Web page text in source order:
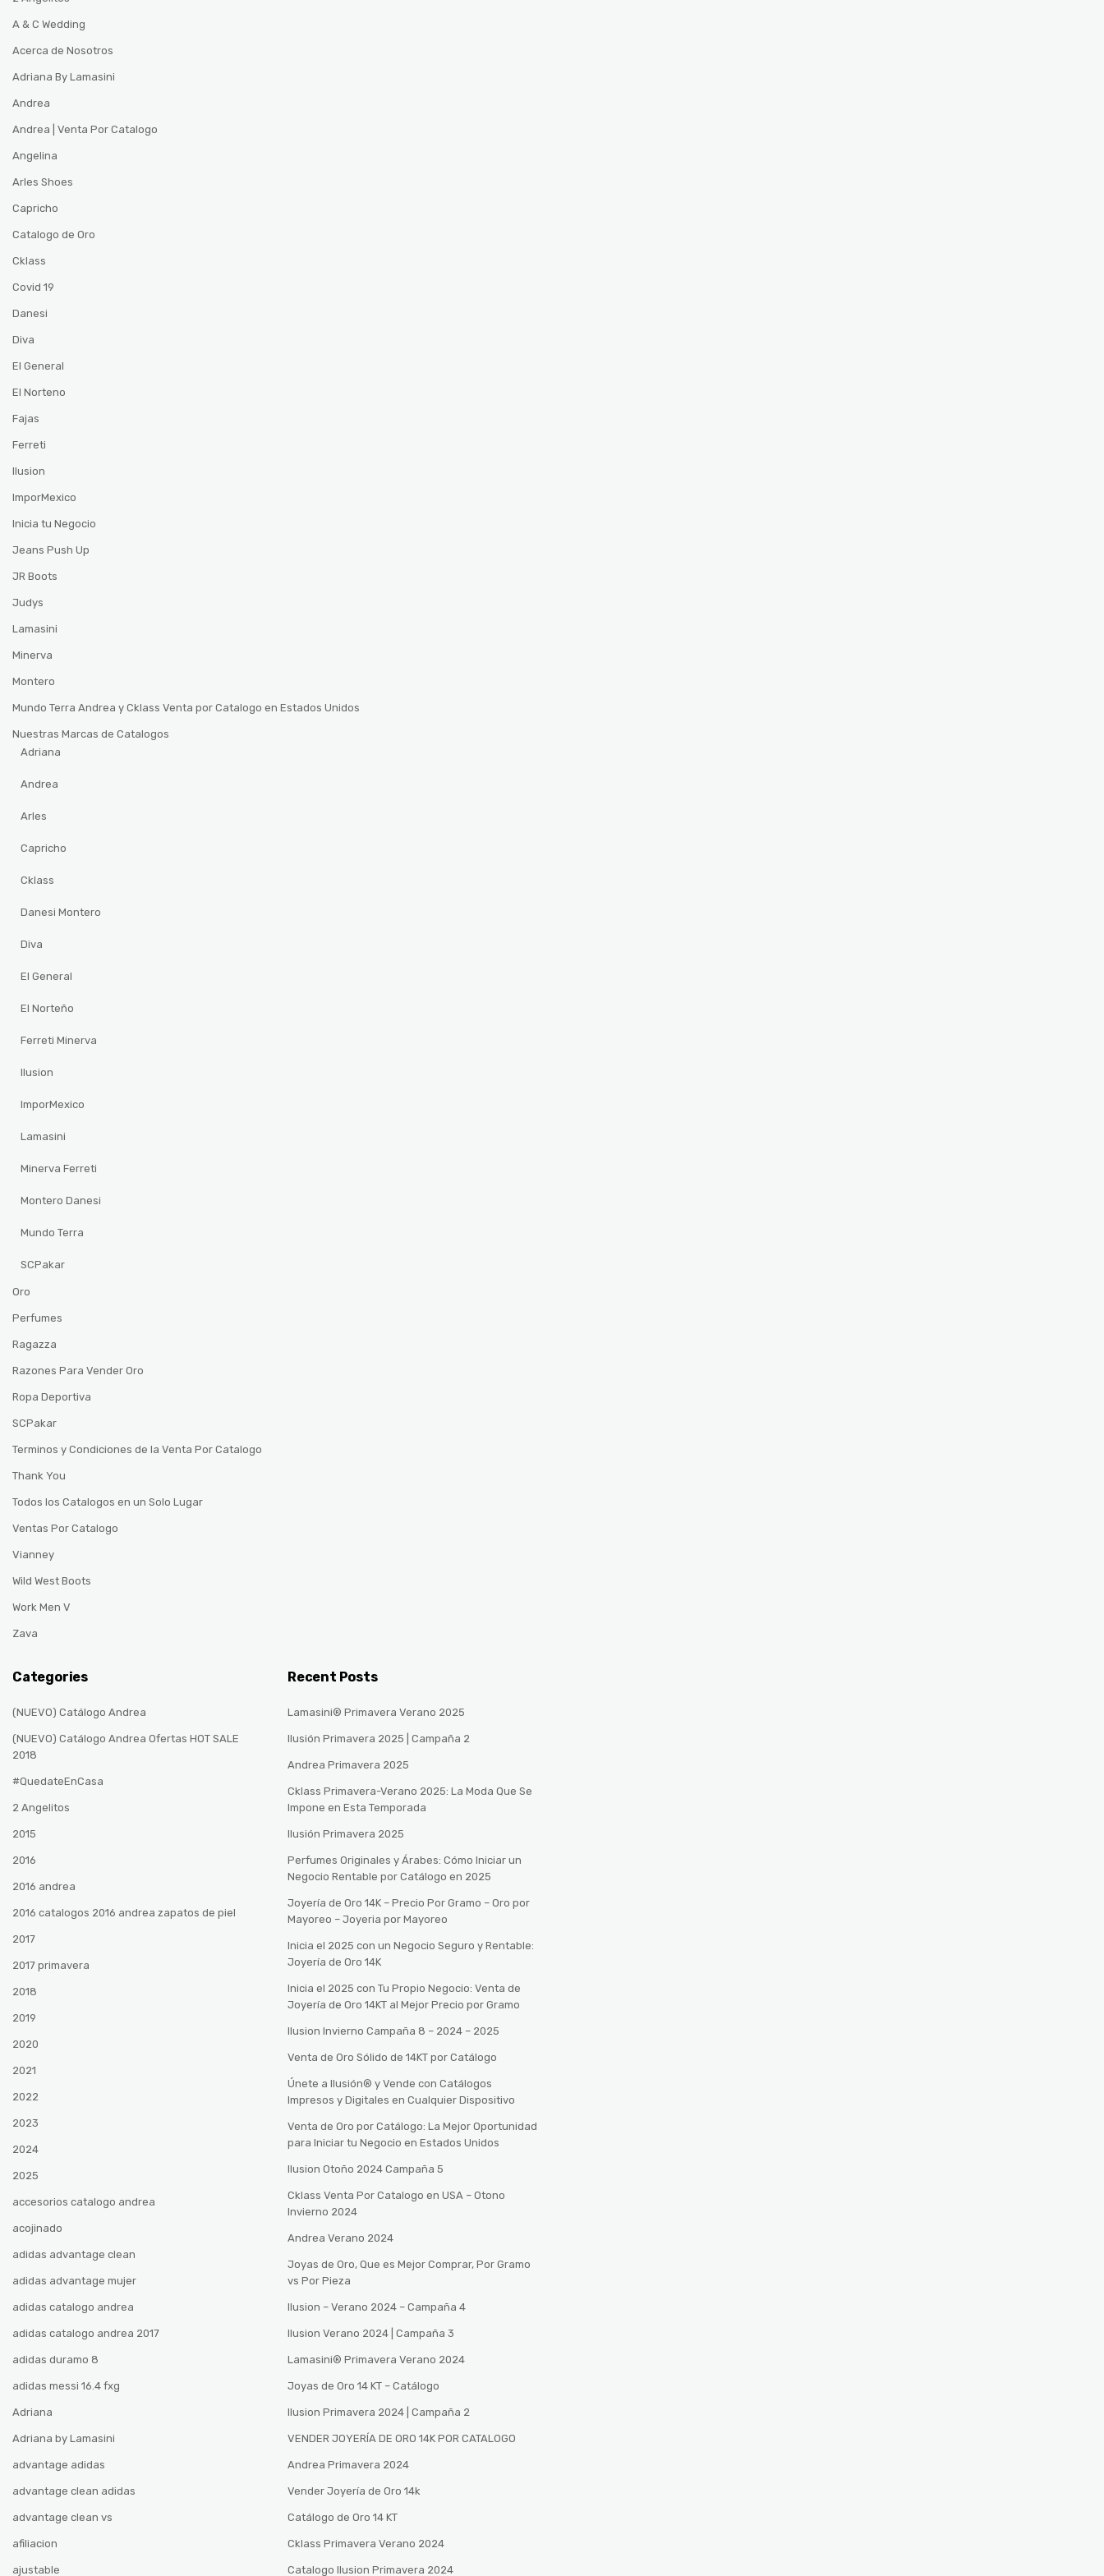
A & C Wedding
Acerca de Nosotros
Adriana By Lamasini
Andrea
Andrea | Venta Por Catalogo
Angelina
Arles Shoes
Capricho
Catalogo de Oro
Cklass
Covid 19
Danesi
Diva
El General
El Norteno
Fajas
Ferreti
Ilusion
ImporMexico
Inicia tu Negocio
Jeans Push Up
JR Boots
Judys
Lamasini
Minerva
Montero
Mundo Terra Andrea y Cklass Venta por Catalogo en Estados Unidos
Nuestras Marcas de Catalogos
Adriana
Andrea
Arles
Capricho
Cklass
Danesi Montero
Diva
El General
El Norteño
Ferreti Minerva
Ilusion
ImporMexico
Lamasini
Minerva Ferreti
Montero Danesi
Mundo Terra
SCPakar
Oro
Perfumes
Ragazza
Razones Para Vender Oro
Ropa Deportiva
SCPakar
Terminos y Condiciones de la Venta Por Catalogo
Thank You
Todos los Catalogos en un Solo Lugar
Ventas Por Catalogo
Vianney
Wild West Boots
Work Men V
Zava
Categories
(NUEVO) Catálogo Andrea
(NUEVO) Catálogo Andrea Ofertas HOT SALE
2018
#QuedateEnCasa
2 Angelitos
2015
2016
2016 andrea
2016 catalogos 2016 andrea zapatos de piel
2017
2017 primavera
2018
2019
2020
2021
2022
2023
2024
2025
accesorios catalogo andrea
acojinado
adidas advantage clean
adidas advantage mujer
adidas catalogo andrea
adidas catalogo andrea 2017
adidas duramo 8
adidas messi 16.4 fxg
Adriana
Adriana by Lamasini
advantage adidas
advantage clean adidas
advantage clean vs
afiliacion
ajustable
Recent Posts
Lamasini® Primavera Verano 2025
Ilusión Primavera 2025 | Campaña 2
Andrea Primavera 2025
Cklass Primavera-Verano 2025: La Moda Que Se
Impone en Esta Temporada
Ilusión Primavera 2025
Perfumes Originales y Árabes: Cómo Iniciar un
Negocio Rentable por Catálogo en 2025
Joyería de Oro 14K – Precio Por Gramo – Oro por
Mayoreo – Joyeria por Mayoreo
Inicia el 2025 con un Negocio Seguro y Rentable:
Joyería de Oro 14K
Inicia el 2025 con Tu Propio Negocio: Venta de
Joyería de Oro 14KT al Mejor Precio por Gramo
Ilusion Invierno Campaña 8 – 2024 – 2025
Venta de Oro Sólido de 14KT por Catálogo
Únete a Ilusión® y Vende con Catálogos
Impresos y Digitales en Cualquier Dispositivo
Venta de Oro por Catálogo: La Mejor Oportunidad
para Iniciar tu Negocio en Estados Unidos
Ilusion Otoño 2024 Campaña 5
Cklass Venta Por Catalogo en USA – Otono
Invierno 2024
Andrea Verano 2024
Joyas de Oro, Que es Mejor Comprar, Por Gramo
vs Por Pieza
Ilusion – Verano 2024 – Campaña 4
Ilusion Verano 2024 | Campaña 3
Lamasini®️ Primavera Verano 2024
Joyas de Oro 14 KT – Catálogo
Ilusion Primavera 2024 | Campaña 2
VENDER JOYERÍA DE ORO 14K POR CATALOGO
Andrea Primavera 2024
Vender Joyería de Oro 14k
Catálogo de Oro 14 KT
Cklass Primavera Verano 2024
Catalogo Ilusion Primavera 2024